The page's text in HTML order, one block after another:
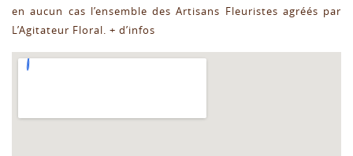
en aucun cas l’ensemble des Artisans Fleuristes agréés par
L’Agitateur Floral. + d’infos